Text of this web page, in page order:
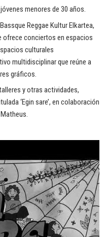
menores de 30 años.
Reggae Kultur Elkartea,
ofrece conciertos en espacios
culturales
multidisciplinar que reúne a
gráficos.
y otras actividades,
‘Egin sare’, en colaboración